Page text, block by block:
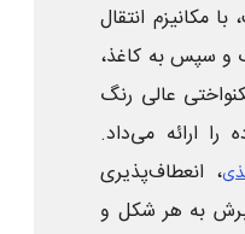
مکانیزم انتقال
و سپس به کاغذ،
عالی رنگ
را ارائه می‌داد.
، انعطاف‌پذیری
برش به هر شکل و